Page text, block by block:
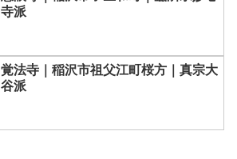
寺派
覚法寺｜稲沢市祖父江町桜方｜真宗大
谷派